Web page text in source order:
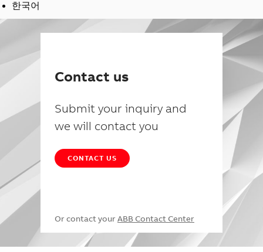
한국어
Contact us
Submit your inquiry and
we will contact you
CONTACT US
Or contact your ABB Contact Center